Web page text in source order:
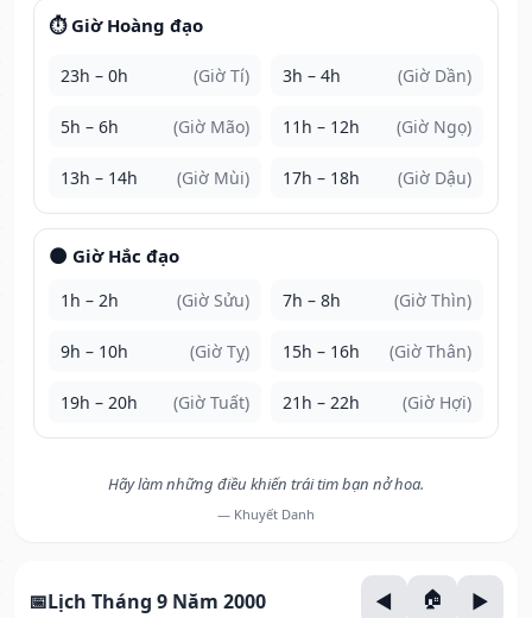
⏱️ Giờ Hoàng đạo
23h – 0h (Giờ Tí) 3h – 4h (Giờ Dần)
5h – 6h (Giờ Mão) 11h – 12h (Giờ Ngọ)
13h – 14h (Giờ Mùi) 17h – 18h (Giờ Dậu)
🌑 Giờ Hắc đạo
1h – 2h (Giờ Sửu) 7h – 8h (Giờ Thìn)
9h – 10h (Giờ Tỵ) 15h – 16h (Giờ Thân)
19h – 20h (Giờ Tuất) 21h – 22h (Giờ Hợi)
Hãy làm những điều khiến trái tim bạn nở hoa.
— Khuyết Danh
Lịch Tháng 9 Năm 2000